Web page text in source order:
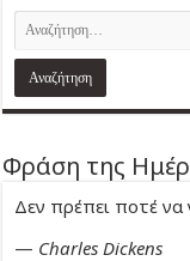
Φράση της
Δεν πρέπει ποτέ να
— Charles Dickens